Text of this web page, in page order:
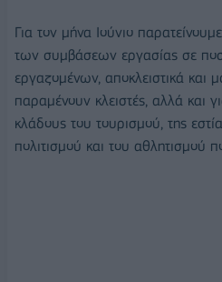
Για τον μήνα Ιούνιο
των συμβάσεων εργασίας σε
εργαζομένων, αποκλειστικά και
παραμένουν κλειστές, αλλά και
κλάδους του τουρισμού, της
πολιτισμού και του αθλητισμού